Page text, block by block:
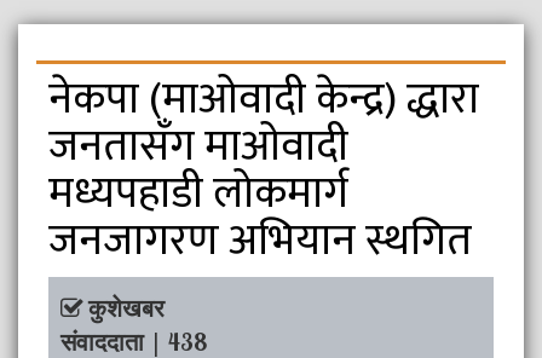
नेकपा (माओवादी केन्द्र) द्धारा
जनतासँग माओवादी
मध्यपहाडी लोकमार्ग
जनजागरण अभियान स्थगित
कुशेखबर
संवाददाता | 438